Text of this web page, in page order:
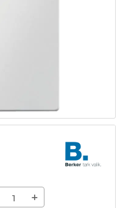
+